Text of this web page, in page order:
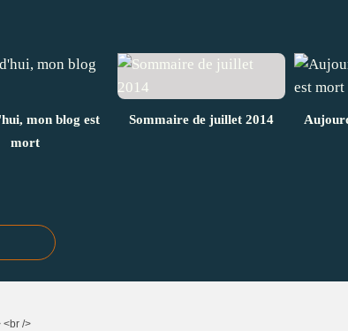
mon blog est
mort
Sommaire de juillet 2014
<br />